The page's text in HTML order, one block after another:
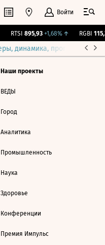
Войти
RTSI 895,93 +1,68%↑ RGBI
динамика, прогнозы
Наши проекты
ВЕДЫ
Город
Аналитика
Промышленность
Наука
Здоровье
Конференции
Премия Импульс